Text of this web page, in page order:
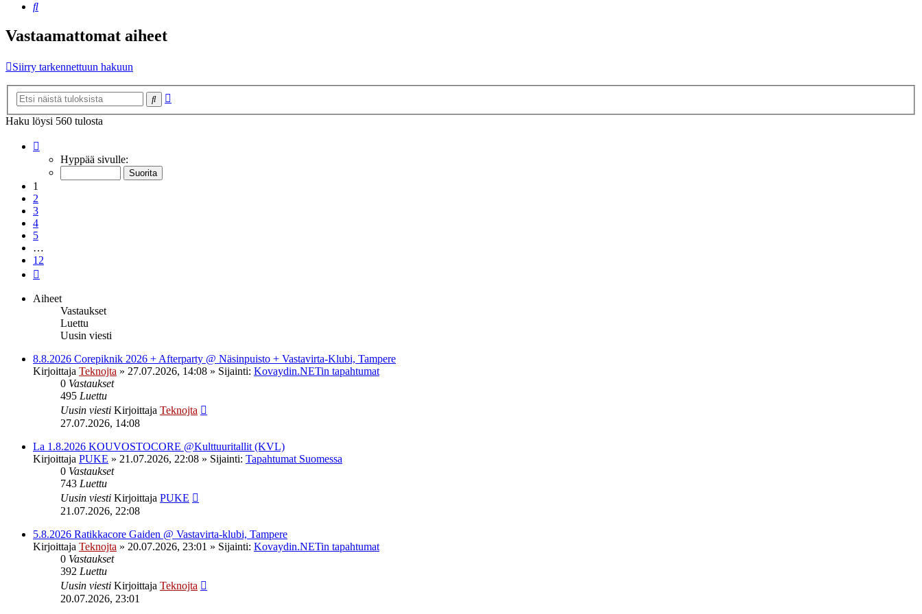
Etsi
Vastaamattomat aiheet
Siirry tarkennettuun hakuun
Etsi
Haku löysi 560 tulosta
12 Hyppää sivulle:
1
2
3
4
5
…
12
Aiheet
Vastaukset
Luettu
Uusin viesti
8.8.2026 Corepiknik 2026 + Afterparty @ Näsinpuisto + Vastavirta-Klubi, Tampere
Kirjoittaja Teknojta » 27.07.2026, 14:08 » Sijainti: Kovaydin.NETin tapahtumat
0 Vastaukset
495 Luettu
Uusin viesti Kirjoittaja Teknojta
27.07.2026, 14:08
La 1.8.2026 KOUVOSTOCORE @Kulttuuritallit (KVL)
Kirjoittaja PUKE » 21.07.2026, 22:08 » Sijainti: Tapahtumat Suomessa
0 Vastaukset
743 Luettu
Uusin viesti Kirjoittaja PUKE
21.07.2026, 22:08
5.8.2026 Ratikkacore Gaiden @ Vastavirta-klubi, Tampere
Kirjoittaja Teknojta » 20.07.2026, 23:01 » Sijainti: Kovaydin.NETin tapahtumat
0 Vastaukset
392 Luettu
Uusin viesti Kirjoittaja Teknojta
20.07.2026, 23:01